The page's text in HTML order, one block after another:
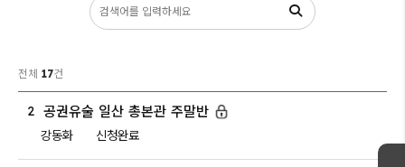
전체 17건
2 공권유술 일산 총본관 주말반
강동화 신청완료